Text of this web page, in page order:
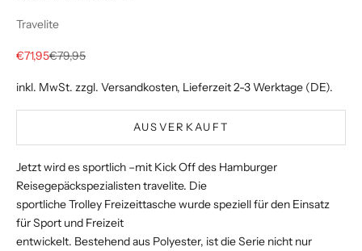
Travelite
Angebot
€71,95Regulärer Preis
€79,95
inkl. MwSt. zzgl. Versandkosten, Lieferzeit 2-3 Werktage (DE).
AUSVERKAUFT
Jetzt wird es sportlich –mit Kick Off des Hamburger
Reisegepäckspezialisten travelite. Die
sportliche Trolley Freizeittasche wurde speziell für den Einsatz
für Sport und Freizeit
entwickelt. Bestehend aus Polyester, ist die Serie nicht nur